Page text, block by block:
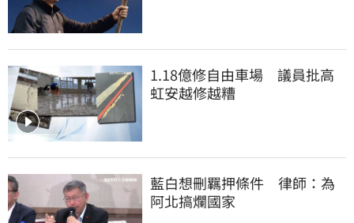
1.18億修自由車場　議員批高
虹安越修越糟
藍白想刪羈押條件　律師：為
阿北搞爛國家